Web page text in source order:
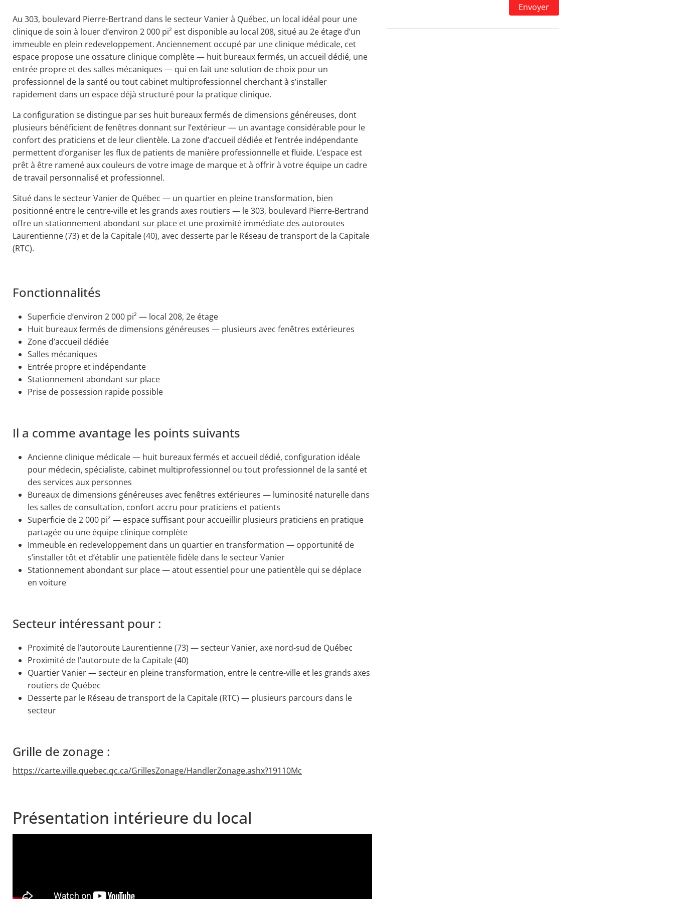
Au 303, boulevard Pierre-Bertrand dans le secteur Vanier à Québec, un local idéal pour une
clinique de soin à louer d’environ 2 000 pi² est disponible au local 208, situé au 2e étage d’un
immeuble en plein redeveloppement. Anciennement occupé par une clinique médicale, cet
espace propose une ossature clinique complète — huit bureaux fermés, un accueil dédié, une
entrée propre et des salles mécaniques — qui en fait une solution de choix pour un
professionnel de la santé ou tout cabinet multiprofessionnel cherchant à s’installer
rapidement dans un espace déjà structuré pour la pratique clinique.
La configuration se distingue par ses huit bureaux fermés de dimensions généreuses, dont
plusieurs bénéficient de fenêtres donnant sur l’extérieur — un avantage considérable pour le
confort des praticiens et de leur clientèle. La zone d’accueil dédiée et l’entrée indépendante
permettent d’organiser les flux de patients de manière professionnelle et fluide. L’espace est
prêt à être ramené aux couleurs de votre image de marque et à offrir à votre équipe un cadre
de travail personnalisé et professionnel.
Situé dans le secteur Vanier de Québec — un quartier en pleine transformation, bien
positionné entre le centre-ville et les grands axes routiers — le 303, boulevard Pierre-Bertrand
offre un stationnement abondant sur place et une proximité immédiate des autoroutes
Laurentienne (73) et de la Capitale (40), avec desserte par le Réseau de transport de la Capitale
(RTC).
Fonctionnalités
Superficie d’environ 2 000 pi² — local 208, 2e étage
Huit bureaux fermés de dimensions généreuses — plusieurs avec fenêtres extérieures
Zone d’accueil dédiée
Salles mécaniques
Entrée propre et indépendante
Stationnement abondant sur place
Prise de possession rapide possible
Il a comme avantage les points suivants
Ancienne clinique médicale — huit bureaux fermés et accueil dédié, configuration idéale
pour médecin, spécialiste, cabinet multiprofessionnel ou tout professionnel de la santé et
des services aux personnes
Bureaux de dimensions généreuses avec fenêtres extérieures — luminosité naturelle dans
les salles de consultation, confort accru pour praticiens et patients
Superficie de 2 000 pi² — espace suffisant pour accueillir plusieurs praticiens en pratique
partagée ou une équipe clinique complète
Immeuble en redeveloppement dans un quartier en transformation — opportunité de
s’installer tôt et d’établir une patientèle fidèle dans le secteur Vanier
Stationnement abondant sur place — atout essentiel pour une patientèle qui se déplace
en voiture
Secteur intéressant pour :
Proximité de l’autoroute Laurentienne (73) — secteur Vanier, axe nord-sud de Québec
Proximité de l’autoroute de la Capitale (40)
Quartier Vanier — secteur en pleine transformation, entre le centre-ville et les grands axes
routiers de Québec
Desserte par le Réseau de transport de la Capitale (RTC) — plusieurs parcours dans le
secteur
Grille de zonage :
https://carte.ville.quebec.qc.ca/GrillesZonage/HandlerZonage.ashx?19110Mc
Présentation intérieure du local